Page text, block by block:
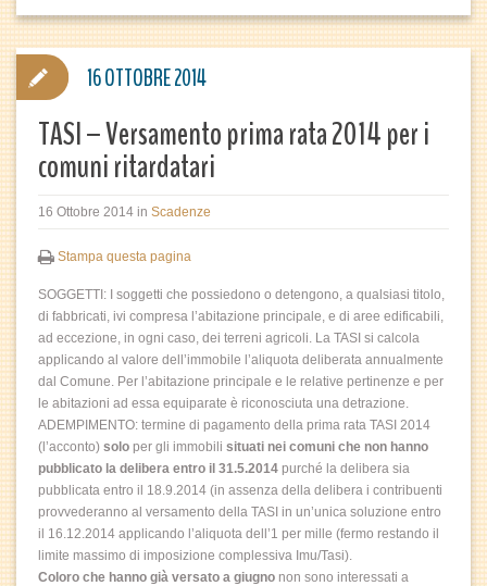
TASI – Versamento prima rata 2014 per i
comuni ritardatari
16 Ottobre 2014 in Scadenze
Stampa questa pagina
SOGGETTI: I soggetti che possiedono o detengono, a qualsiasi titolo,
di fabbricati, ivi compresa l’abitazione principale, e di aree edificabili,
ad eccezione, in ogni caso, dei terreni agricoli. La TASI si calcola
applicando al valore dell’immobile l’aliquota deliberata annualmente
dal Comune. Per l’abitazione principale e le relative pertinenze e per
le abitazioni ad essa equiparate è riconosciuta una detrazione.
ADEMPIMENTO: termine di pagamento della prima rata TASI 2014
(l’acconto) solo per gli immobili situati nei comuni che non hanno
pubblicato la delibera entro il 31.5.2014 purché la delibera sia
pubblicata entro il 18.9.2014 (in assenza della delibera i contribuenti
provvederanno al versamento della TASI in un’unica soluzione entro
il 16.12.2014 applicando l’aliquota dell’1 per mille (fermo restando il
limite massimo di imposizione complessiva Imu/Tasi).
Coloro che hanno già versato a giugno non sono interessati a
16 OTTOBRE 2014